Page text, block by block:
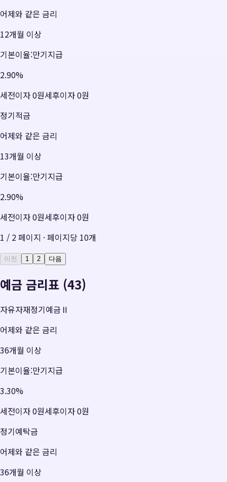
어제와 같은 금리
12개월 이상
기본이율:만기지급
2.90%
세전이자0원세후이자0원
정기적금
어제와 같은 금리
13개월 이상
기본이율:만기지급
2.90%
세전이자0원세후이자0원
1 / 2페이지 · 페이지당 10개
이전 1 2 다음
예금 금리표 (43)
자유자재정기예금Ⅱ
어제와 같은 금리
36개월 이상
기본이율:만기지급
3.30%
세전이자0원세후이자0원
정기예탁금
어제와 같은 금리
36개월 이상